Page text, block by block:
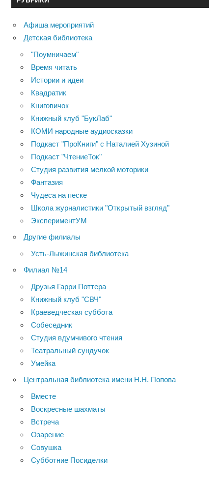
Афиша мероприятий
Детская библиотека
"Поумничаем"
Время читать
Истории и идеи
Квадратик
Книговичок
Книжный клуб "БукЛаб"
КОМИ народные аудиосказки
Подкаст "ПроКниги" с Наталией Хузиной
Подкаст "ЧтениеТок"
Студия развития мелкой моторики
Фантазия
Чудеса на песке
Школа журналистики "Открытый взгляд"
ЭкспериментУМ
Другие филиалы
Усть-Лыжинская библиотека
Филиал №14
Друзья Гарри Поттера
Книжный клуб "СВЧ"
Краеведческая суббота
Собеседник
Студия вдумчивого чтения
Театральный сундучок
Умейка
Центральная библиотека имени Н.Н. Попова
Вместе
Воскресные шахматы
Встреча
Озарение
Совушка
Субботние Посиделки